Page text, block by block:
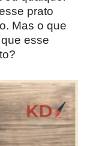
prato
Mas o que
esse